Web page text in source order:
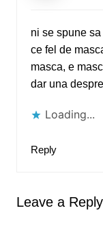
ni se spune
ce fel de
masca, e
dar una
Loading...
Reply
Leave a Reply